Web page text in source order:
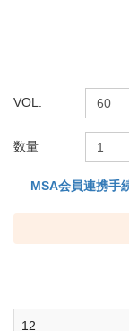
VOL.
数量
MSA会員連携手
12